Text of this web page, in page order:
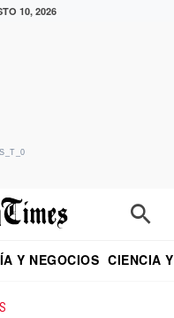
10, 2026
Y NEGOCIOS CIENCIA